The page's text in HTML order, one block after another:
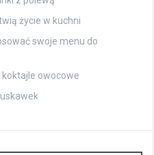
życie w kuchni
swoje menu do
owocowe